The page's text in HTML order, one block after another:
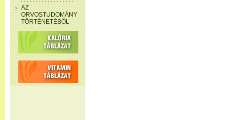
AZ
ORVOSTUDOMÁNY
TÖRTÉNETÉBŐL